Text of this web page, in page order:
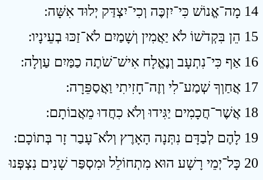
14 מָה־אֱנוֹשׁ כִּי־יִזְכֶּה וְכִי־יִצְדַּק יְלוּד אִשָּׁה ׃
15 הֵן בִּקְדֹשׁוֹ לֹא יַאֲמִין וְשָׁמַיִם לֹא־זַכּוּ בְעֵינָיו ׃
16 אַף כִּי־נִתְעָב וְנֶאֱלָח אִישׁ־שֹׁתֶה כַמַּיִם עַוְלָה ׃
17 אֲחַוְךָ שְׁמַע־לִי וְזֶה־חָזִיתִי וַאֲסַפֵּרָה ׃
18 אֲשֶׁר־חֲכָמִים יַגִּידוּ וְלֹא כִחֲדוּ מֵאֲבוֹתָם ׃
19 לָהֶם לְבַדָּם נִתְּנָה הָאָרֶץ וְלֹא־עָבַר זָר בְּתוֹכָם ׃
20 כָּל־יְמֵי רָשָׁע הוּא מִתְחוֹלֵל וּמִסְפַּר שָׁנִים נִצְפְּנוּ